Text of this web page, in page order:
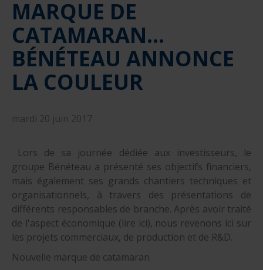
nautique ?
Formation Formateurs de permis hauturiers
Inscription formations entreprises
alternance nautisme
nautisme et commerce
encadrement nautique
MARQUE DE
CATAMARAN...
BÉNÉTEAU ANNONCE
LA COULEUR
mardi 20 juin 2017
Lors de sa journée dédiée aux investisseurs, le
groupe Bénéteau a présenté ses objectifs financiers,
mais également ses grands chantiers techniques et
organisationnels, à travers des présentations de
différents responsables de branche. Après avoir traité
de l'aspect économique (lire ici), nous revenons ici sur
les projets commerciaux, de production et de R&D.
Nouvelle marque de catamaran